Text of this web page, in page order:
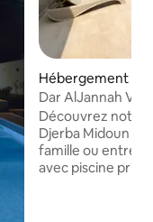
Hébergement
Dar AlJannah
Découvrez notre
Djerba Midoun
famille ou entre
avec piscine privée sans vis à